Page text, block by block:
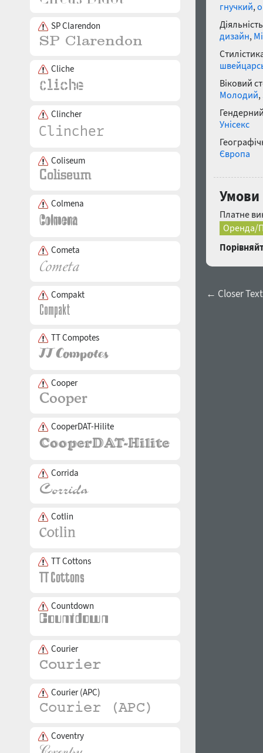
SP Clarendon
Cliche
Clincher
Coliseum
Colmena
Cometa
Compakt
TT Compotes
Cooper
CooperDAT-Hilite
Corrida
Cotlin
TT Cottons
Countdown
Courier
Courier (APC)
Coventry
гнучкий,
дизайн,
Віковий
Молодий,
Унісекс
Європа
Умови
Платне
Оренда/
← Closer